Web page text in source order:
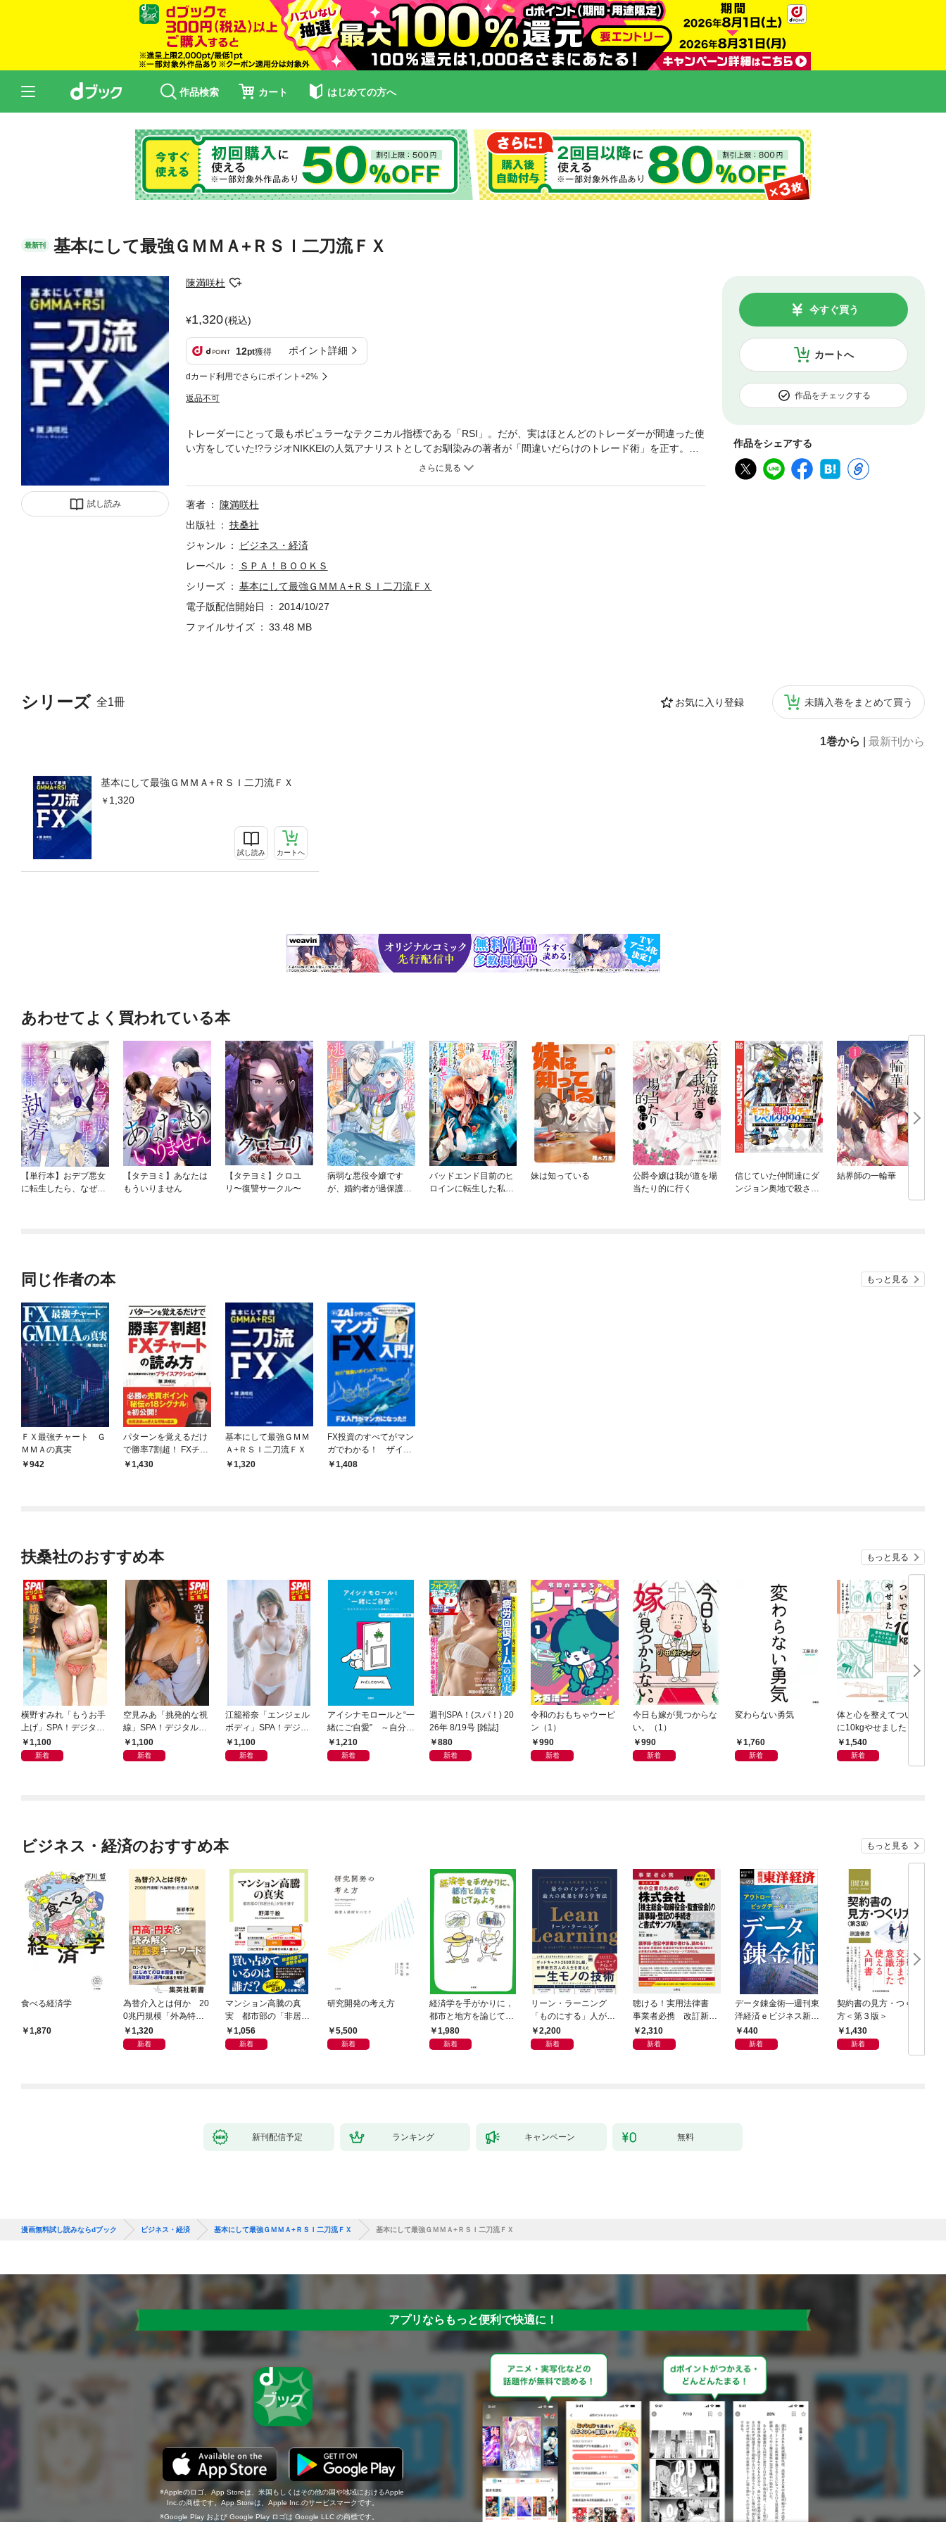
作品検索 カート はじめての方へ
最新刊 基本にして最強ＧＭＭＡ+ＲＳＩ二刀流ＦＸ
試し読み
陳満咲杜
1,320(税込)
12pt獲得 ポイント詳細
dカード利用でさらにポイント+2%
返品不可
カートへ
今すぐ買う
作品をチェックする
作品をシェアする
シリーズ 全1冊 お気に入り登録 未購入巻をまとめて買う
1巻から 最新刊から
基本にして最強ＧＭＭＡ+ＲＳＩ二刀流ＦＸ
1,320
試し読み カートへ
トレーダーにとって最もポピュラーなテクニカル指標である「RSI」。だが、実はほとんどのトレーダーが間違った使
い方をしていた!?ラジオNIKKEIの人気アナリストとしてお馴染みの著者が「間違いだらけのトレード術」を正す。著
者が日本に広めたトレンド系テクニカルの王様「GMMA」の基本的な使い方に始まり、RSIをベースにした新理論に
著者
陳満咲杜
出版社
扶桑社
ジャンル
ビジネス・経済
レーベル
ＳＰＡ！ＢＯＯＫＳ
シリーズ
基本にして最強ＧＭＭＡ+ＲＳＩ二刀流ＦＸ
電子版配信開始日
2014/10/27
ファイルサイズ
33.48 MB
あわせてよく買われている本
【単行本】おデブ悪女
に転生したら、なぜか
【タテヨミ】あなたは
もういりません
【タテヨミ】クロユ
リ〜復讐サークル〜
病弱な悪役令嬢です
が、婚約者が過保護す
バッドエンド目前のヒ
ロインに転生した私、
妹は知っている
公爵令嬢は我が道を場
当たり的に行く
信じていた仲間達にダ
ンジョン奥地で殺され
結界師の一輪華
同じ作者の本 もっと見る
ＦＸ最強チャート Ｇ
ＭＭＡの真実
942
パターンを覚えるだけ
で勝率7割超！ FXチャ
ートの読み方 ～欧米投
1,430
基本にして最強ＧＭＭ
Ａ+ＲＳＩ二刀流ＦＸ
1,320
FX投資のすべてがマン
ガでわかる！ ザイが
作ったマンガ「FX」入
1,408
扶桑社のおすすめ本 もっと見る
横野すみれ「もうお手
上げ」SPA！デジタル
写真集
1,100
新着
空見みあ「挑発的な視
線」SPA！デジタル写
真集1,100
新着
江籠裕奈「エンジェル
ボディ」SPA！デジタ
ル写真集
1,100
新着
アイシナモロールと“一
緒にご自愛” ～自分を
好きになるための56の
コツ～
1,210
新着
週刊SPA！(スパ！) 20
26年 8/19号 [雑誌]
880
新着
令和のおもちゃウーピ
ン（1）
990
新着
今日も嫁が見つからな
い。（1）
990
新着
変わらない勇気
1,760
新着
体と心を整えてついで
に10kgやせました 整
形外科に行ったら人生
が変わった話
1,540
新着
ビジネス・経済のおすすめ本 もっと見る
食べる経済学
1,870
為替介入とは何か 20
0兆円規模「外為特
会」が生まれた謎
1,320
新着
マンション高騰の真
実 都市部の「非居住
化」が街を壊す
1,056
新着
研究開発の考え方
5,500
新着
経済学を手がかりに，
都市と地方を論じてみ
よう1,980
新着
リーン・ラーニング
「ものにする」人が自
然とやっている 最小の
インプットで最大の成
2,200
新着
聴ける！実用法律書
事業者必携 改訂新
版 中小企業のための
株式会社【株主総会・
2,310
新着
データ錬金術―週刊東
洋経済ｅビジネス新書
Ｎo.493
440
新着
契約書の見方・つくり
方＜第３版＞
1,430
新着
新刊配信予定 ランキング キャンペーン 無料
漫画無料試し読みならdブック ビジネス・経済 基本にして最強ＧＭＭＡ+ＲＳＩ二刀流ＦＸ 基本にして最強ＧＭＭＡ+ＲＳＩ二刀流ＦＸ
アプリならもっと便利で快適に！
Appleのロゴ、App Storeは、米国もしくはその他の国や地域におけるApple
Inc.の商標です。App Storeは、Apple Inc.のサービスマークです。
Google Play および Google Play ロゴは Google LLC の商標です。